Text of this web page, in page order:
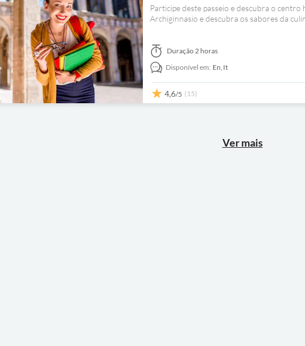
Participe deste passeio e descubra o
Archiginnasio e descubra os sabores da
Duração2 horas
Disponível em: En, It
4,6/5 (15)
Ver mais